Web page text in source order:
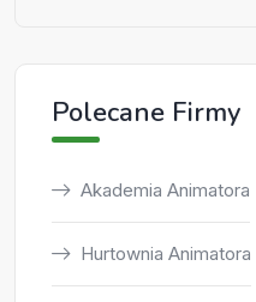
Polecane Firmy
Akademia Animatora
Hurtownia Animatora